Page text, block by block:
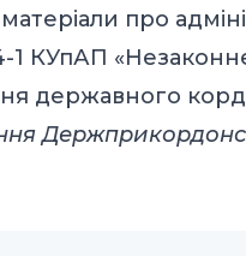
про
1 КУпАП
державного